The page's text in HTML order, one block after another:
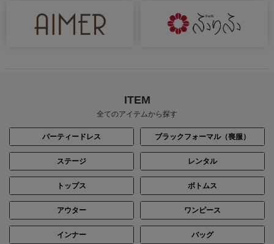
ITEM
全てのアイテムから探す
パーティードレス ブラックフォーマル（喪服）
ステージ レンタル
トップス ボトムス
アウター ワンピース
インナー バッグ